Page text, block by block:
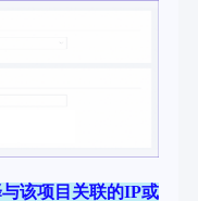
该项目关联的IP或